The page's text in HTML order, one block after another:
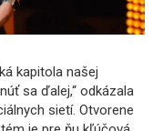
kapitola našej
sa ďalej,“ odkázala
sietí. Otvorene